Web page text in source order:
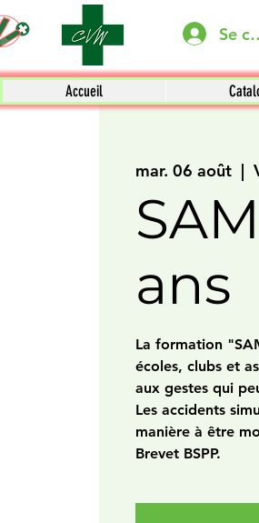
Se
Accueil
mar. 06 août
  |
ans
La formation
écoles, clubs et
aux gestes qui
Les accidents
manière à être
Brevet BSPP.